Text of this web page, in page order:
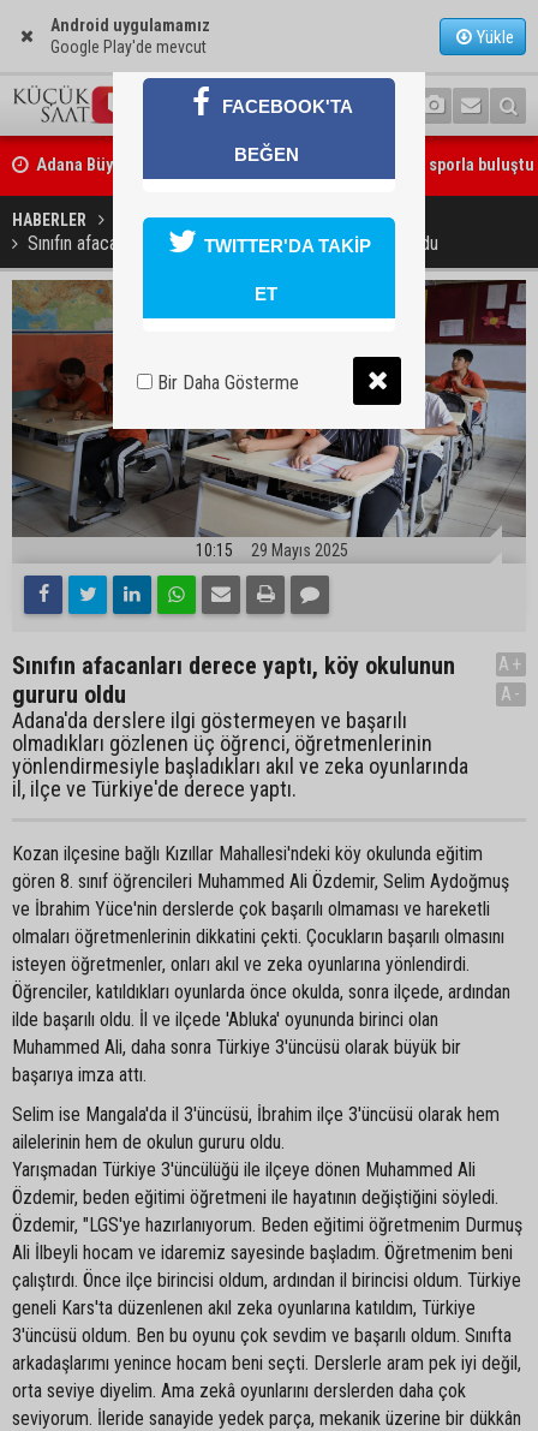
Android uygulamamız
Google Play'de mevcut
Yükle
Adana Büyükşehir Yaz Spor Okulları’nda 30 bin çocuk sporla buluştu
Beşiktaş dosyasında iki tahliye: Özcan Zenger ve Utku Caner
bırakıldı
HABERLER YAŞAM
Sınıfın afacanları derece yaptı, köy okulunun gururu oldu
10:15 29 Mayıs 2025
Sınıfın afacanları derece yaptı, köy okulunun
gururu oldu
Adana'da derslere ilgi göstermeyen ve başarılı
olmadıkları gözlenen üç öğrenci, öğretmenlerinin
yönlendirmesiyle başladıkları akıl ve zeka oyunlarında
il, ilçe ve Türkiye'de derece yaptı.
A+
A-
Kozan ilçesine bağlı Kızıllar Mahallesi'ndeki köy okulunda eğitim
gören 8. sınıf öğrencileri Muhammed Ali Özdemir, Selim Aydoğmuş
ve İbrahim Yüce'nin derslerde çok başarılı olmaması ve hareketli
olmaları öğretmenlerinin dikkatini çekti. Çocukların başarılı olmasını
isteyen öğretmenler, onları akıl ve zeka oyunlarına yönlendirdi.
Öğrenciler, katıldıkları oyunlarda önce okulda, sonra ilçede, ardından
ilde başarılı oldu. İl ve ilçede 'Abluka' oyununda birinci olan
Muhammed Ali, daha sonra Türkiye 3'üncüsü olarak büyük bir
başarıya imza attı.
Selim ise Mangala'da il 3'üncüsü, İbrahim ilçe 3'üncüsü olarak hem
ailelerinin hem de okulun gururu oldu.
Yarışmadan Türkiye 3'üncülüğü ile ilçeye dönen Muhammed Ali
Özdemir, beden eğitimi öğretmeni ile hayatının değiştiğini söyledi.
Özdemir, "LGS'ye hazırlanıyorum. Beden eğitimi öğretmenim Durmuş
Ali İlbeyli hocam ve idaremiz sayesinde başladım. Öğretmenim beni
çalıştırdı. Önce ilçe birincisi oldum, ardından il birincisi oldum. Türkiye
geneli Kars'ta düzenlenen akıl zeka oyunlarına katıldım, Türkiye
3'üncüsü oldum. Ben bu oyunu çok sevdim ve başarılı oldum. Sınıfta
arkadaşlarımı yenince hocam beni seçti. Derslerle aram pek iyi değil,
orta seviye diyelim. Ama zekâ oyunlarını derslerden daha çok
seviyorum. İleride sanayide yedek parça, mekanik üzerine bir dükkân
FACEBOOK'TA
BEĞEN
TWITTER'DA TAKİP
ET
Bir Daha Gösterme